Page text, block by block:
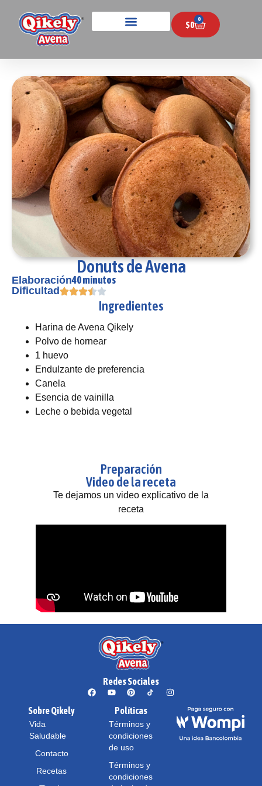
$0
0
Donuts de Avena
Elaboración40 minutos
Dificultad
Ingredientes
Harina de Avena Qikely
Polvo de hornear
1 huevo
Endulzante de preferencia
Canela
Esencia de vainilla
Leche o bebida vegetal
Preparación
Video de la receta
Te dejamos un video explicativo de la
receta
Redes Sociales
Sobre Qikely
Vida
Saludable
Contacto
Recetas
Políticas
Términos y
condiciones
de uso
Términos y
condiciones